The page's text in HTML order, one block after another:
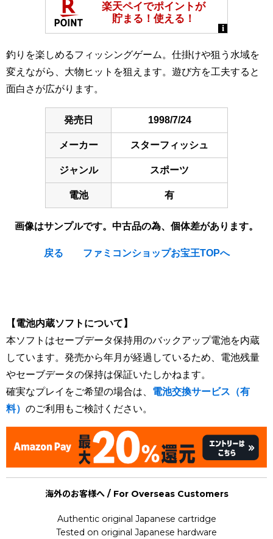
釣りを楽しめるフィッシングゲーム。仕掛けや狙う水域を
変えながら、大物ヒットを狙えます。遊び方を工夫すると
面白さが広がります。
発売日 1998/7/24
メーカー スターフィッシュ
ジャンル スポーツ
電池 有
画像はサンプルです。中古品の為、個体差があります。
戻る ファミコンショップお宝王TOPへ
【電池内蔵ソフトについて】
本ソフトはセーブデータ保持用のバックアップ電池を内蔵
しています。発売から年月が経過しているため、電池残量
やセーブデータの保持は保証いたしかねます。
確実なプレイをご希望の場合は、 電池交換サービス（有
料） のご利用もご検討ください。
海外のお客様へ / For Overseas Customers
Authentic original Japanese cartridge
Tested on original Japanese hardware